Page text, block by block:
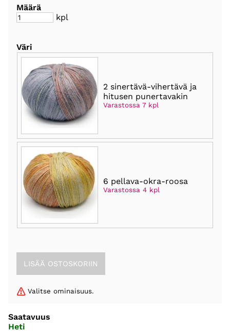
Määrä
kpl
Väri
2 sinertävä-vihertävä ja
hitusen punertavakin
Varastossa 7 kpl
6 pellava-okra-roosa
Varastossa 4 kpl
Valitse ominaisuus.
Saatavuus
Heti